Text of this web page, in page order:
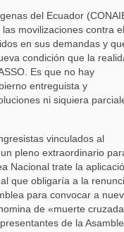
del Ecuador
movilizaciones contra el
en sus demandas y
condición que la
Es que no hay
entreguista y
ni siquiera
vinculados al
pleno extraordinario
Nacional trate la
que obligaría a la
para convocar a
de «muerte
de la